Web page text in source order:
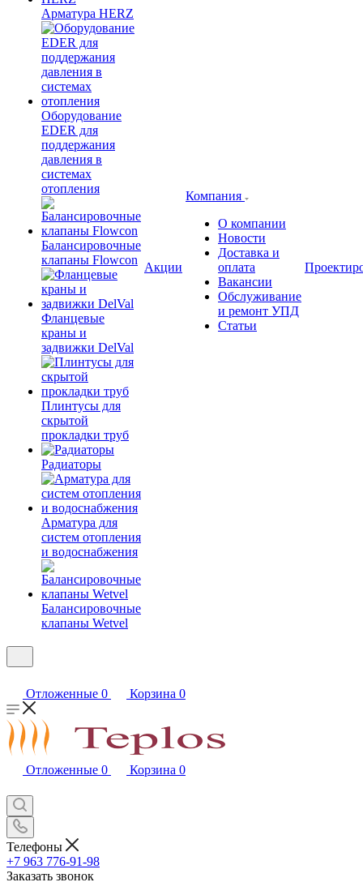
Арматура HERZ
Оборудование
EDER для
поддержания
давления в
системах
отопления
Балансировочные
клапаны Flowcon
Фланцевые
краны и
задвижки DelVal
Плинтусы для
скрытой
прокладки труб
Радиаторы
Арматура для
систем отопления
и водоснабжения
Балансировочные
клапаны Wetvel
Акции
Компания
О компании
Новости
Доставка и
оплата
Вакансии
Обслуживание
и ремонт УПД
Статьи
Отложенные 0 Корзина 0
Отложенные 0 Корзина 0
Телефоны
+7 963 776-91-98
Заказать звонок